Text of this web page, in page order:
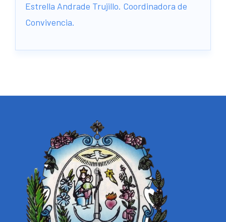
Estrella Andrade Trujillo. Coordinadora de
Convivencia.